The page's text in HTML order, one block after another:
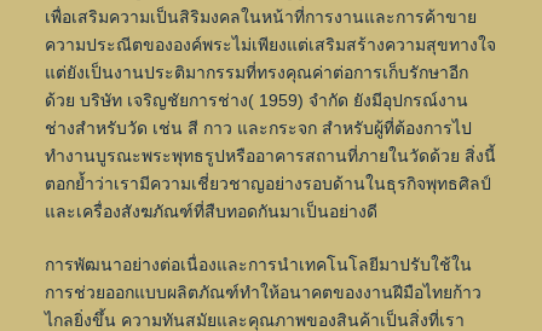
เพื่อเสริมความเป็นสิริมงคลในหน้าที่การงานและการค้าขาย
ความประณีตขององค์พระไม่เพียงแต่เสริมสร้างความสุขทางใจ
แต่ยังเป็นงานประติมากรรมที่ทรงคุณค่าต่อการเก็บรักษาอีก
ด้วย บริษัท เจริญชัยการช่าง( 1959) จำกัด ยังมีอุปกรณ์งาน
ช่างสำหรับวัด เช่น สี กาว และกระจก สำหรับผู้ที่ต้องการไป
ทำงานบูรณะพระพุทธรูปหรืออาคารสถานที่ภายในวัดด้วย สิ่งนี้
ตอกย้ำว่าเรามีความเชี่ยวชาญอย่างรอบด้านในธุรกิจพุทธศิลป์
และเครื่องสังฆภัณฑ์ที่สืบทอดกันมาเป็นอย่างดี
การพัฒนาอย่างต่อเนื่องและการนำเทคโนโลยีมาปรับใช้ใน
การช่วยออกแบบผลิตภัณฑ์ทำให้อนาคตของงานฝีมือไทยก้าว
ไกลยิ่งขึ้นความทันสมัยและคุณภาพของสินค้าเป็นสิ่งที่เรา